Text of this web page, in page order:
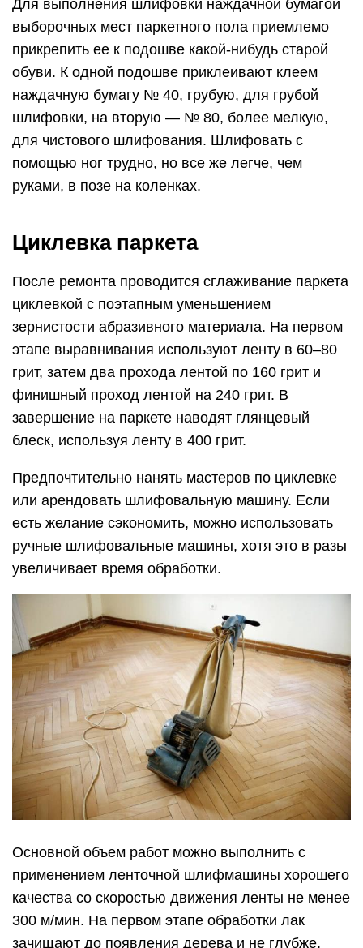
Для выполнения шлифовки наждачной бумагой
выборочных мест паркетного пола приемлемо
прикрепить ее к подошве какой-нибудь старой
обуви. К одной подошве приклеивают клеем
наждачную бумагу № 40, грубую, для грубой
шлифовки, на вторую — № 80, более мелкую,
для чистового шлифования. Шлифовать с
помощью ног трудно, но все же легче, чем
руками, в позе на коленках.
Циклевка паркета
После ремонта проводится сглаживание паркета
циклевкой с поэтапным уменьшением
зернистости абразивного материала. На первом
этапе выравнивания используют ленту в 60–80
грит, затем два прохода лентой по 160 грит и
финишный проход лентой на 240 грит. В
завершение на паркете наводят глянцевый
блеск, используя ленту в 400 грит.
Предпочтительно нанять мастеров по циклевке
или арендовать шлифовальную машину. Если
есть желание сэкономить, можно использовать
ручные шлифовальные машины, хотя это в разы
увеличивает время обработки.
Основной объем работ можно выполнить с
применением ленточной шлифмашины хорошего
качества со скоростью движения ленты не менее
300 м/мин. На первом этапе обработки лак
зачищают до появления дерева и не глубже,